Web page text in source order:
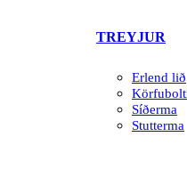
TREYJUR
Erlend lið
Síðerma
Stutterma